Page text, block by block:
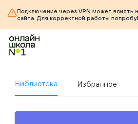
Подключение через VPN может влиять
сайта. Для корректной работы
Библиотека Избранное